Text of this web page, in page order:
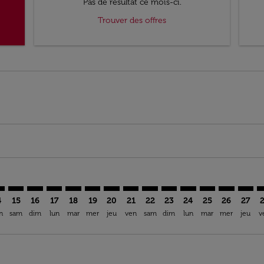
Pas de résultat ce mois-ci.
Trouver des offres
15
sam
16
dim
17
lun
18
mar
BZV–ADD: cmp-view-offers-disclaimer.
19
mer
BZV–ADD: cmp-view-offers-
20
jeu
BZV–ADD: cmp-view-offers-
21
ven
BZV–ADD: cmp-view-
22
sam
BZV–ADD: cmp-view-
23
dim
BZV–ADD: cmp-
24
lun
BZV–ADD:
25
mar
26
mer
27
jeu